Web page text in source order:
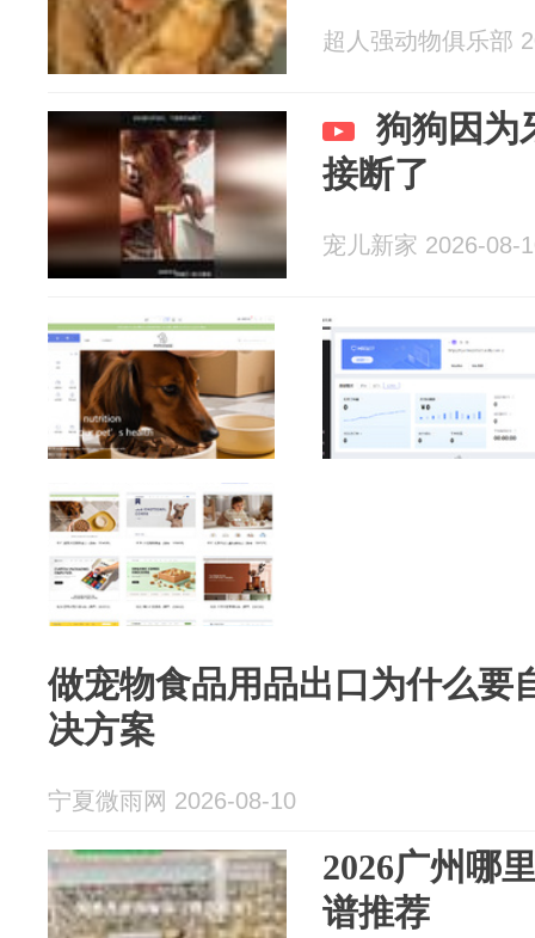
超人强动物俱乐部
狗狗因为
接断了
宠儿新家 2026-08-
做宠物食品用品出口为什么要
决方案
宁夏微雨网 2026-08-10
2026广州哪
谱推荐